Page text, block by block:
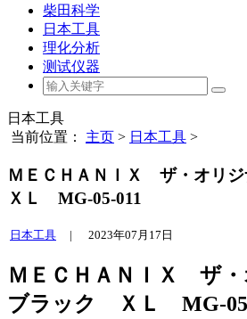
柴田科学
日本工具
理化分析
测试仪器
日本工具
当前位置： 主页 > 日本工具 >
ＭＥＣＨＡＮＩＸ ザ・オリ
ＸＬ MG-05-011
日本工具 | 2023年07月17日
ＭＥＣＨＡＮＩＸ ザ
ブラック ＸＬ MG-